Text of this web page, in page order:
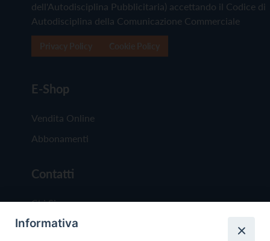
dell'Autodisciplina Pubblicitaria) accettando il Codice di
Autodisciplina della Comunicazione Commerciale
E-Shop
Vendita Online
Abbonamenti
Contatti
Chi Siamo
Redazione
Informativa